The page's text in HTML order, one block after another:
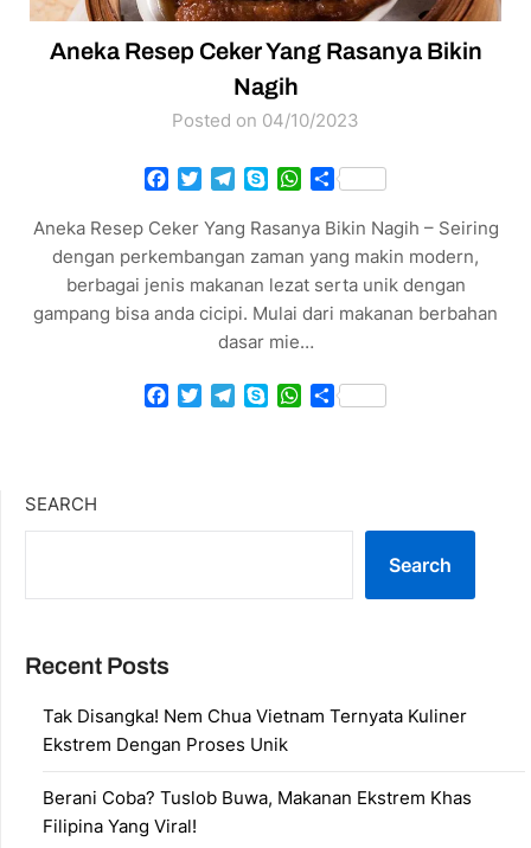
Aneka Resep Ceker Yang Rasanya Bikin
Nagih
Posted on 04/10/2023
Facebook
TwitterTelegram
SkypeWhatsApp
Share
Aneka Resep Ceker Yang Rasanya Bikin Nagih – Seiring
dengan perkembangan zaman yang makin modern,
berbagai jenis makanan lezat serta unik dengan
gampang bisa anda cicipi. Mulai dari makanan berbahan
dasar mie…
Facebook
TwitterTelegram
SkypeWhatsApp
Share
SEARCH
Search
Recent Posts
Tak Disangka! Nem Chua Vietnam Ternyata Kuliner
Ekstrem Dengan Proses Unik
Berani Coba? Tuslob Buwa, Makanan Ekstrem Khas
Filipina Yang Viral!